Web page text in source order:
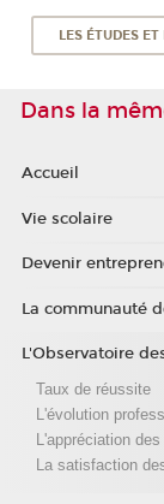
LES ÉTUDES
Dans la
Accueil
Vie scolaire
Devenir
La communauté
L'Observatoire
Taux de réussite
L'évolution
L'appréciation
La satisfaction